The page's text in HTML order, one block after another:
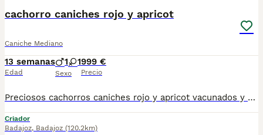
cachorro caniches rojo y apricot
Caniche Mediano
13 semanas
Edad
1 1
Sexo
999 €
Precio
Preciosos cachorros caniches rojo y apricot vacunados y desparasitados listos para entregar , para mas información por privado 662645023 macho 1000 hembra 1.200
Criador
Badajoz, Badajoz (120.2km)